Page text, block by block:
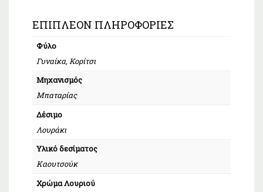
ΕΠΙΠΛΈΟΝ ΠΛΗΡΟΦΟΡΊΕΣ
Φύλο
Γυναίκα, Κορίτσι
Μηχανισμός
Μπαταρίας
Δέσιμο
Λουράκι
Υλικό δεσίματος
Καουτσούκ
Χρώμα Λουριού